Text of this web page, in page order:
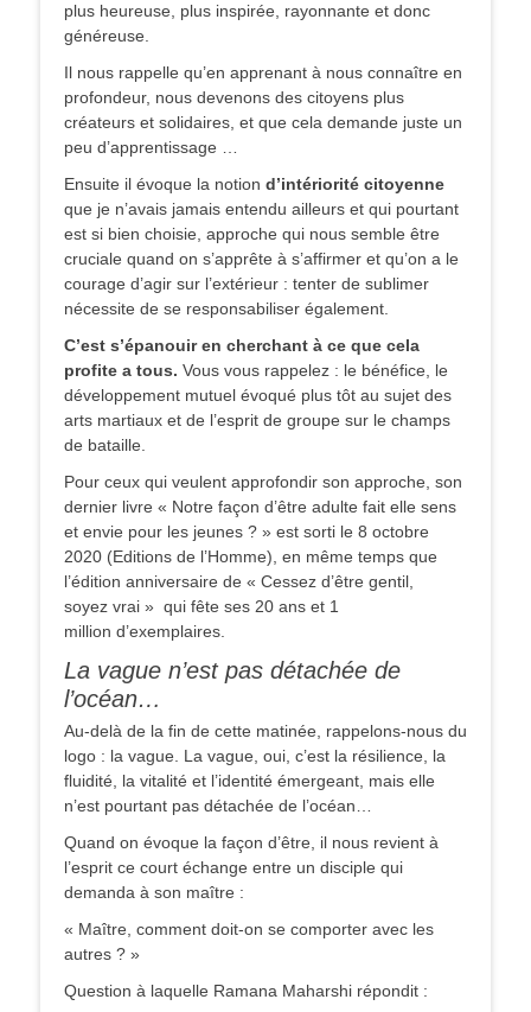
plus heureuse, plus inspirée, rayonnante et donc
généreuse.
Il nous rappelle qu’en apprenant à nous connaître en
profondeur, nous devenons des citoyens plus
créateurs et solidaires, et que cela demande juste un
peu d’apprentissage …
Ensuite il évoque la notion d’intériorité citoyenne
que je n’avais jamais entendu ailleurs et qui pourtant
est si bien choisie, approche qui nous semble être
cruciale quand on s’apprête à s’affirmer et qu’on a le
courage d’agir sur l’extérieur : tenter de sublimer
nécessite de se responsabiliser également.
C’est s’épanouir en cherchant à ce que cela
profite a tous. Vous vous rappelez : le bénéfice, le
développement mutuel évoqué plus tôt au sujet des
arts martiaux et de l’esprit de groupe sur le champs
de bataille.
Pour ceux qui veulent approfondir son approche, son
dernier livre « Notre façon d’être adulte fait elle sens
et envie pour les jeunes ? » est sorti le 8 octobre
2020 (Editions de l’Homme), en même temps que
l’édition anniversaire de « Cessez d’être gentil,
soyez vrai » qui fête ses 20 ans et 1
million d’exemplaires.
La vague n’est pas détachée de
l’océan…
Au-delà de la fin de cette matinée, rappelons-nous du
logo : la vague. La vague, oui, c’est la résilience, la
fluidité, la vitalité et l’identité émergeant, mais elle
n’est pourtant pas détachée de l’océan…
Quand on évoque la façon d’être, il nous revient à
l’esprit ce court échange entre un disciple qui
demanda à son maître :
« Maître, comment doit-on se comporter avec les
autres ? »
Question à laquelle Ramana Maharshi répondit :